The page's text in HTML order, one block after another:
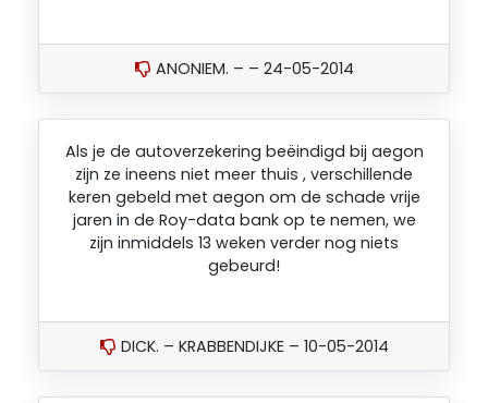
ANONIEM. – – 24-05-2014
Als je de autoverzekering beëindigd bij aegon
zijn ze ineens niet meer thuis , verschillende
keren gebeld met aegon om de schade vrije
jaren in de Roy-data bank op te nemen, we
zijn inmiddels 13 weken verder nog niets
gebeurd!
DICK. – KRABBENDIJKE – 10-05-2014